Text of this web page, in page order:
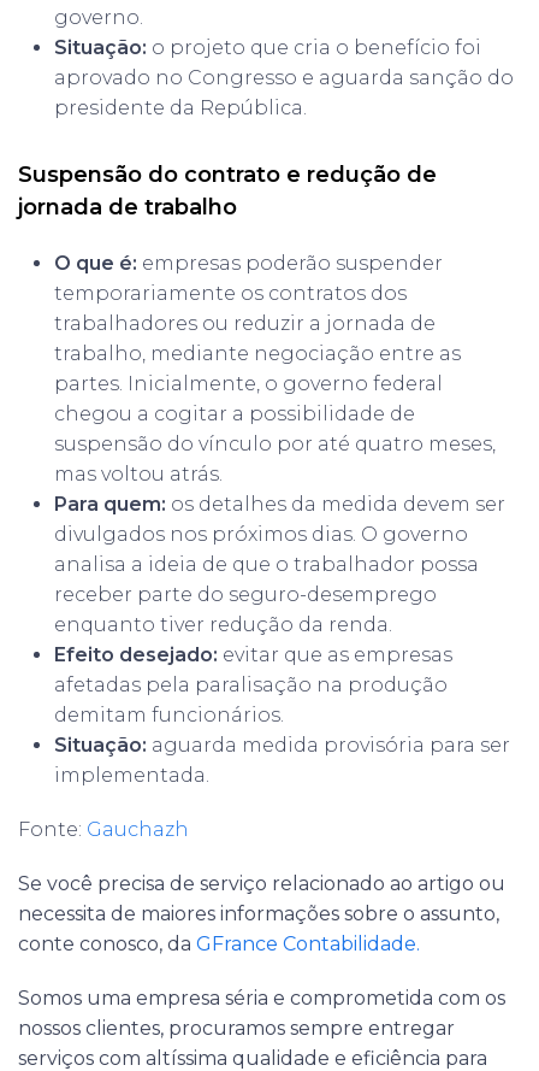
governo.
Situação: o projeto que cria o benefício foi
aprovado no Congresso e aguarda sanção do
presidente da República.
Suspensão do contrato e redução de
jornada de trabalho
O que é: empresas poderão suspender
temporariamente os contratos dos
trabalhadores ou reduzir a jornada de
trabalho, mediante negociação entre as
partes. Inicialmente, o governo federal
chegou a cogitar a possibilidade de
suspensão do vínculo por até quatro meses,
mas voltou atrás.
Para quem: os detalhes da medida devem ser
divulgados nos próximos dias. O governo
analisa a ideia de que o trabalhador possa
receber parte do seguro-desemprego
enquanto tiver redução da renda.
Efeito desejado: evitar que as empresas
afetadas pela paralisação na produção
demitam funcionários.
Situação: aguarda medida provisória para ser
implementada.
Fonte: Gauchazh
Se você precisa de serviço relacionado ao artigo ou
necessita de maiores informações sobre o assunto,
conte conosco, da GFrance Contabilidade.
Somos uma empresa séria e comprometida com os
nossos clientes, procuramos sempre entregar
serviços com altíssima qualidade e eficiência para